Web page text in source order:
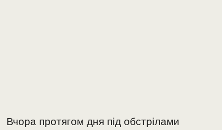
Вчора протягом дня під обстрілами